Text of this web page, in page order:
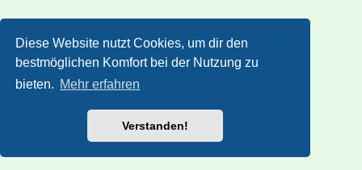
Diese Website nutzt Cookies, um dir den
bestmöglichen Komfort bei der Nutzung zu
bieten. Mehr erfahren
Verstanden!